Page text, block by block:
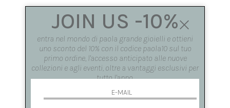
JOIN US -10%
entra nel mondo di paola grande gioielli e ottieni
uno sconto del 10% con il codice paola10 sul tuo
primo ordine, l'accesso anticipato alle nuove
collezioni e agli eventi, oltre a vantaggi esclusivi per
tutto l'anno.